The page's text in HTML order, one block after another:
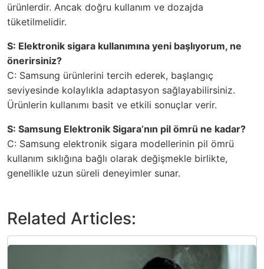
ürünlerdir. Ancak doğru kullanım ve dozajda
tüketilmelidir.
S: Elektronik sigara kullanımına yeni başlıyorum, ne
önerirsiniz?
C: Samsung ürünlerini tercih ederek, başlangıç
seviyesinde kolaylıkla adaptasyon sağlayabilirsiniz.
Ürünlerin kullanımı basit ve etkili sonuçlar verir.
S: Samsung Elektronik Sigara’nın pil ömrü ne kadar?
C: Samsung elektronik sigara modellerinin pil ömrü
kullanım sıklığına bağlı olarak değişmekle birlikte,
genellikle uzun süreli deneyimler sunar.
Related Articles: